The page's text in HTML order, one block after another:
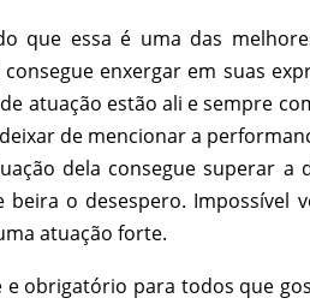
que essa é uma das
consegue enxergar em suas
atuação estão ali e sempre
de mencionar a
dela consegue superar a
o desespero. Impossível
atuação forte.
obrigatório para todos que